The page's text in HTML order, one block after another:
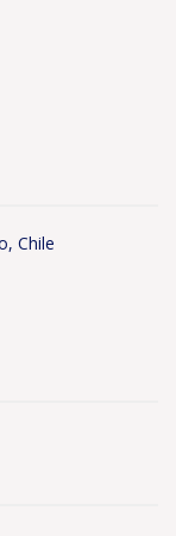
Chile